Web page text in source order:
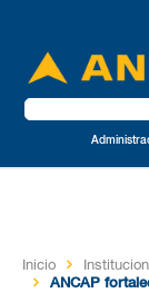
Inicio
ANCAP